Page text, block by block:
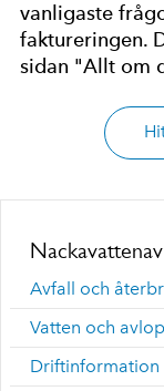
vanligaste
faktureringen.
sidan "Allt om
Avfall och
Vatten och
Driftinformation